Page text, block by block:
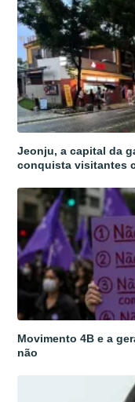
Jeonju, a capital da
conquista visitantes
Movimento 4B e a
não